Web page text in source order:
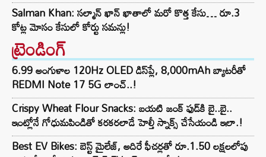
Salman Khan: సల్మాన్ ఖాన్ ఖాతాలో మరో కొత్త కేసు… రూ.3
కోట్ల మోసం కేసులో కోర్టు సమన్లు!
ట్రెండింగ్‌
6.99 అంగుళాల 120Hz OLED డిస్‌ప్లే, 8,000mAh బ్యాటరీతో
REDMI Note 17 5G లాంచ్..!
Crispy Wheat Flour Snacks: బయటి జంక్ ఫుడ్‌కి బై..బై..
ఇంట్లోనే గోధుమపిండితో కరకరలాడే హెల్తీ స్నాక్స్ చేసేయండి ఇలా.!
Best EV Bikes: బెస్ట్ మైలేజ్, అదిరే ఫీచర్లతో రూ.1.50 లక్షలలోపు